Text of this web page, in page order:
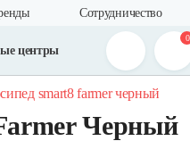
Сотрудничество
центры
0
smart8 farmer черный
Черный